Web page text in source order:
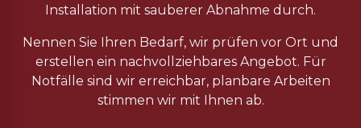
Installation mit sauberer Abnahme durch.
Nennen Sie Ihren Bedarf, wir prüfen vor Ort und
erstellen ein nachvollziehbares Angebot. Für
Notfälle sind wir erreichbar, planbare Arbeiten
stimmen wir mit Ihnen ab.